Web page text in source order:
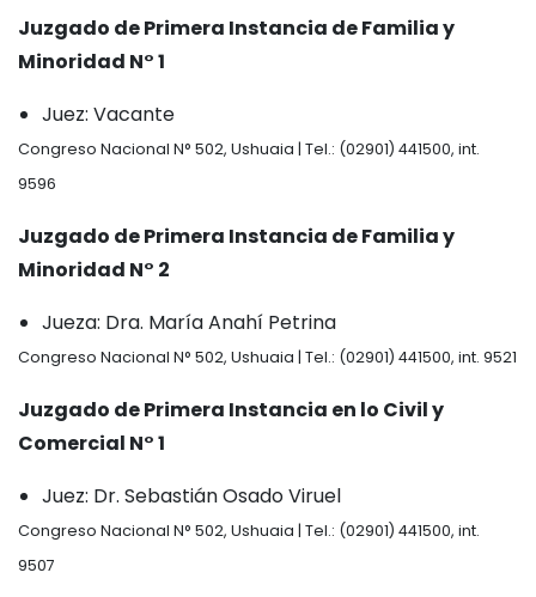
Juzgado de Primera Instancia de Familia y
Minoridad N° 1
Juez: Vacante
Congreso Nacional N° 502, Ushuaia | Tel.: (02901) 441500, int.
9596
Juzgado de Primera Instancia de Familia y
Minoridad N° 2
Jueza: Dra. María Anahí Petrina
Congreso Nacional N° 502, Ushuaia | Tel.: (02901) 441500, int. 9521
Juzgado de Primera Instancia en lo Civil y
Comercial N° 1
Juez: Dr. Sebastián Osado Viruel
Congreso Nacional N° 502, Ushuaia | Tel.: (02901) 441500, int.
9507